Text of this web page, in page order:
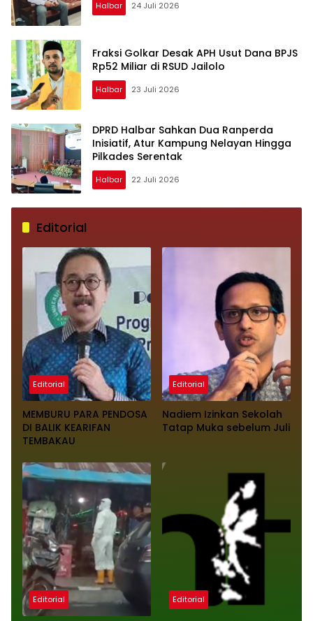
Halbar 24 Juli 2026
Fraksi Golkar Desak APH Usut Dana BPJS
Rp52 Miliar di RSUD Jailolo
Halbar 23 Juli 2026
DPRD Halbar Sahkan Dua Ranperda
Inisiatif, Atur Kampung Nelayan Hingga
Pilkades Serentak
Halbar 22 Juli 2026
Editorial
Editorial
MEMBURU PARA PENDOSA
DI BALIK KEARIFAN
TEMBAKAU
Editorial
Nadiem Izinkan Sekolah
Tatap Muka sebelum Juli
Editorial Editorial